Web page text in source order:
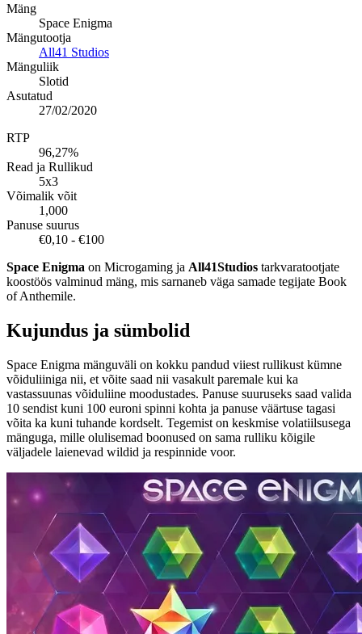
Mäng
Space Enigma
Mängutootja
All41 Studios
Mänguliik
Slotid
Asutatud
27/02/2020
RTP
96,27%
Read ja Rullikud
5x3
Võimalik võit
1,000
Panuse suurus
€0,10 - €100
Space Enigma on Microgaming ja All41Studios tarkvaratootjate
koostöös valminud mäng, mis sarnaneb väga samade tegijate Book
of Anthemile.
Kujundus ja sümbolid
Space Enigma mänguväli on kokku pandud viiest rullikust kümne
võiduliiniga nii, et võite saad nii vasakult paremale kui ka
vastassuunas võiduliine moodustades. Panuse suuruseks saad valida
10 sendist kuni 100 euroni spinni kohta ja panuse väärtuse tagasi
võita ka kuni tuhande kordselt. Tegemist on keskmise volatiilsusega
mänguga, mille olulisemad boonused on sama rulliku kõigile
väljadele laienevad wildid ja respinnide voor.